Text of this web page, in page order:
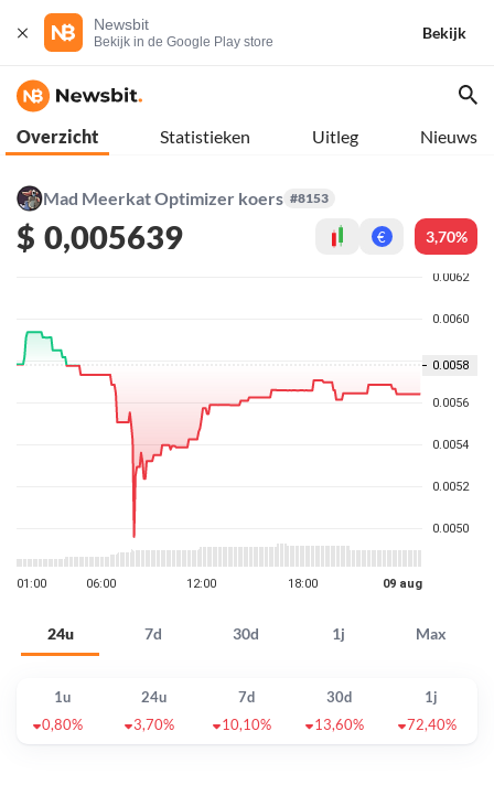
Newsbit
Bekijk in de Google Play store
Bekijk
Overzicht Statistieken Uitleg Nieuws
Mad Meerkat Optimizer koers #8153
$ 0,005639 € 3,70%
24u 7d 30d 1j Max
1u 24u 7d 30d
1j
0,80%
3,70% 10,10% 13,60% 72,40%